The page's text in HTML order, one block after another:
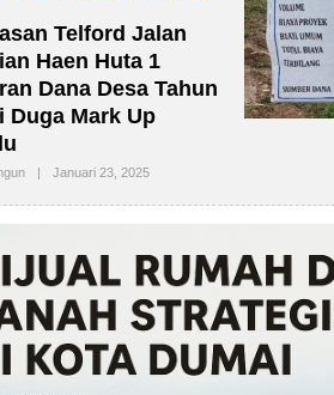
Telford Jalan
Haen Huta 1
Dana Desa Tahun
Duga Mark Up
| Januari 23, 2025O
E
E
D
A
K
S